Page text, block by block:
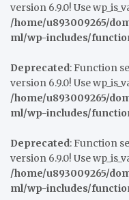
version 6.9.0! Use
/home/u893009265/
ml/wp-includes/
Deprecated: Function
version 6.9.0! Use
/home/u893009265/
ml/wp-includes/
Deprecated: Function
version 6.9.0! Use
/home/u893009265/
ml/wp-includes/